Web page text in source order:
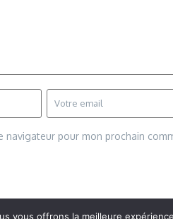
navigateur pour mon prochain
vous offrons la meilleure